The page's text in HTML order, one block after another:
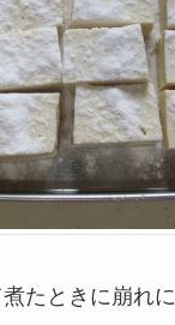
たときに崩れに